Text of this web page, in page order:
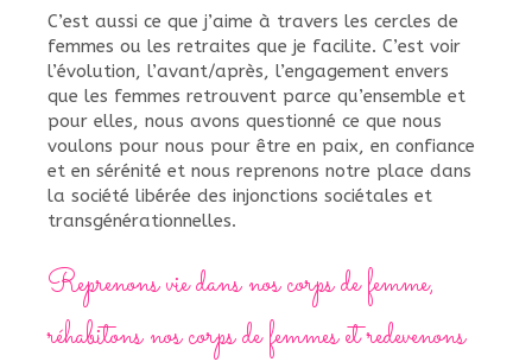
C’est aussi ce que j’aime à travers les cercles de
femmes ou les retraites que je facilite. C’est voir
l’évolution, l’avant/après, l’engagement envers
que les femmes retrouvent parce qu’ensemble et
pour elles, nous avons questionné ce que nous
voulons pour nous pour être en paix, en confiance
et en sérénité et nous reprenons notre place dans
la société libérée des injonctions sociétales et
transgénérationnelles.
Reprenons vie dans nos corps de femme,
réhabitons nos corps de femmes et redevenons